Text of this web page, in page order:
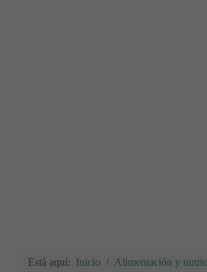
Está aquí: Inicio
Alimentación y